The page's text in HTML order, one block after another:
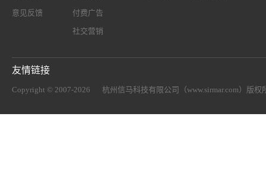
意见反馈 付费广告
社交营销
友情链接
Copyright © 2007-2026 杭州信马科技有限公司（www.sirmar.com） 版权